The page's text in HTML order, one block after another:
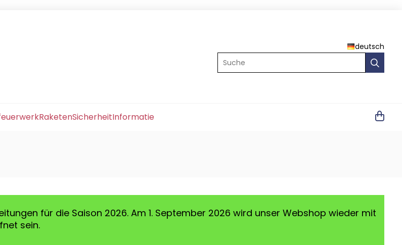
deutsch
Suche
RaketenSicherheitInformatie
für die Saison 2026. Am 1. September 2026 wird unser Webshop wieder mit
sein.